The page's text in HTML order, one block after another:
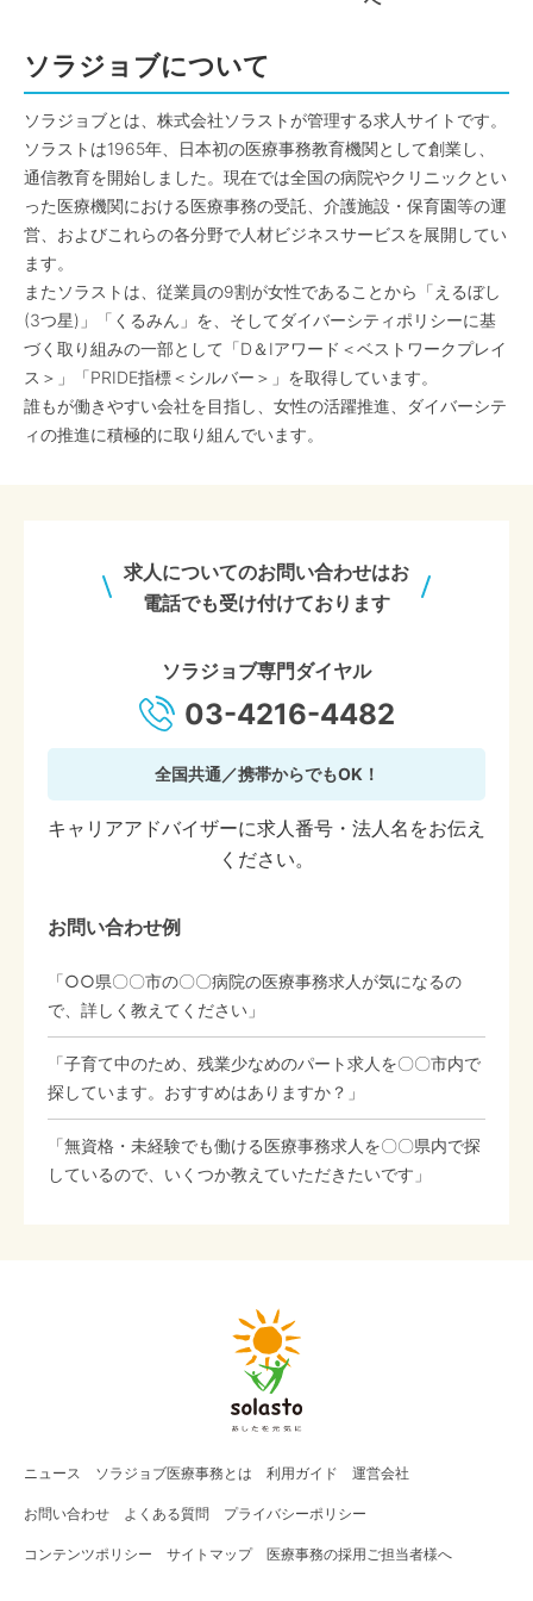
ソラジョブについて
ソラジョブとは、株式会社ソラストが管理する求人サイトです。
ソラストは1965年、日本初の医療事務教育機関として創業し、
通信教育を開始しました。現在では全国の病院やクリニックとい
った医療機関における医療事務の受託、介護施設・保育園等の運
営、およびこれらの各分野で人材ビジネスサービスを展開してい
ます。
またソラストは、従業員の9割が女性であることから「えるぼし
(3つ星)」「くるみん」を、そしてダイバーシティポリシーに基
づく取り組みの一部として「D＆Iアワード＜ベストワークプレイ
ス＞」「PRIDE指標＜シルバー＞」を取得しています。
誰もが働きやすい会社を目指し、女性の活躍推進、ダイバーシテ
ィの推進に積極的に取り組んでいます。
求人についてのお問い合わせはお
電話でも受け付けております
ソラジョブ専門ダイヤル
03-4216-4482
全国共通／携帯からでもOK！
キャリアアドバイザーに求人番号・法人名をお伝え
ください。
お問い合わせ例
「○○県〇〇市の〇〇病院の医療事務求人が気になるの
で、詳しく教えてください」
「子育て中のため、残業少なめのパート求人を〇〇市内で
探しています。おすすめはありますか？」
「無資格・未経験でも働ける医療事務求人を〇〇県内で探
しているので、いくつか教えていただきたいです」
ニュース ソラジョブ医療事務 とは 利用ガイド 運営会社
お問い合わせ よくある質問 プライバシーポリシー
コンテンツポリシー サイトマップ 医療事務の採用ご担当者様へ